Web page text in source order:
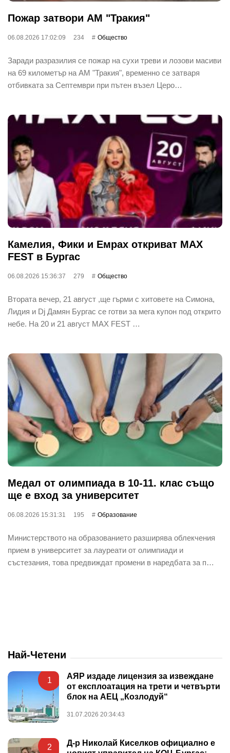
Пожар затвори АМ "Тракия"
06.08.2026 17:02:09 234 Общество
Заради разразилия се пожар на сухи треви и лозови масиви
на 69 километър на АМ "Тракия", временно се затваря
отбивката за Септември при пътен възел Церо…
Камелия, Фики и Емрах откриват MAX
FEST в Бургас
06.08.2026 15:36:37 279 Общество
Втората вечер, 21 август ,ще гърми с хитовете на Симона,
Лидия и Dj Дамян Бургас се готви за мега купон под открито
небе. На 20 и 21 август MAX FEST …
Медал от олимпиада в 10-11. клас също
ще е вход за университет
06.08.2026 15:31:31 195 Oбразование
Министерството на образованието разширява облекчения
прием в университет за лауреати от олимпиади и
състезания, това предвиждат промени в наредбата за п…
Най-Четени
1
АЯР издаде лицензия за извеждане
от експлоатация на трети и четвърти
блок на АЕЦ „Козлодуй“
31.07.2026 20:34:43
2
Д-р Николай Киселков официално е